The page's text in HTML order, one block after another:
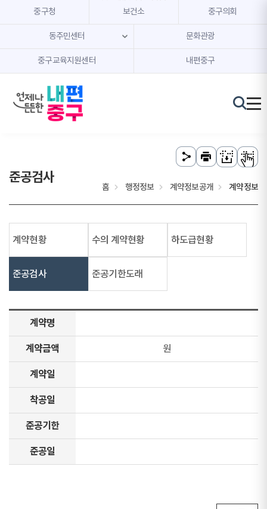
본문 내용 바로가기
주메뉴 바로가기
중구청 보건소 중구의회
동주민센터 문화관광
중구교육지원센터 내편중구
준공검사
홈 행정정보 계약정보공개 계약정보
계약현황 수의 계약현황 하도급현황
준공검사 준공기한도래
계약명
계약금액 원
계약일
착공일
준공기한
준공일